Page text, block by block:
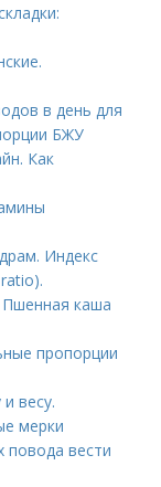
в день для
БЖУ
Как
Индекс
каша
пропорции
весу.
мерки
повода вести